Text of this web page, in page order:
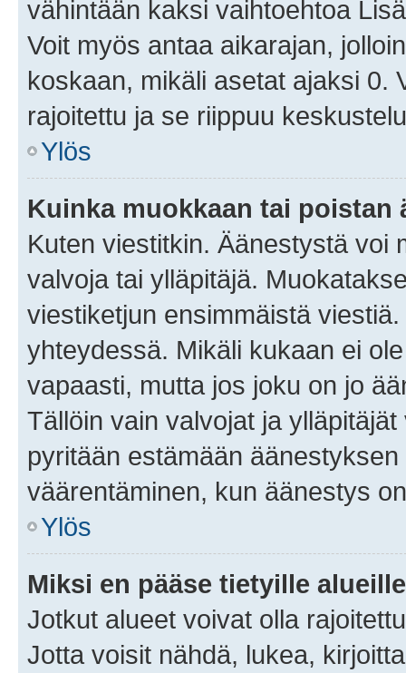
vähintään kaksi vaihtoehtoa
Voit myös antaa aikarajan,
koskaan, mikäli asetat ajaksi 0.
rajoitettu ja se riippuu
Ylös
Kuinka muokkaan tai poistan
Kuten viestitkin. Äänestystä voi
valvoja tai ylläpitäjä.
viestiketjun ensimmäistä
yhteydessä. Mikäli kukaan ei
vapaasti, mutta jos joku on jo
Tällöin vain valvojat ja
pyritään estämään
väärentäminen, kun äänestys
Ylös
Miksi en pääse tietyille
Jotkut alueet voivat olla
Jotta voisit nähdä, lukea,